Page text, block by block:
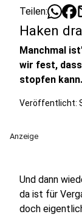
Teilen:
Haken
Manchmal
wir fest,
stopfen kann.
Veröffentlicht:
Anzeige
Und dann
da ist für
doch